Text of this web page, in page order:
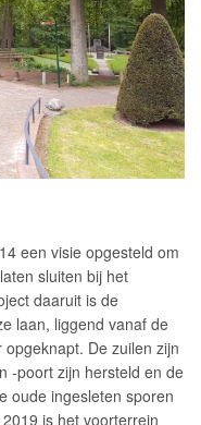
een visie opgesteld om
sluiten bij het
daaruit is de
laan, liggend vanaf de
De zuilen zijn
-poort zijn hersteld en de
oude ingesleten sporen
is het voorterrein